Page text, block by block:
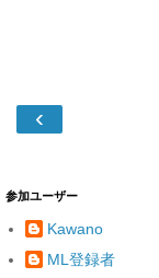
‹
参加ユーザー
Kawano
ML登録者